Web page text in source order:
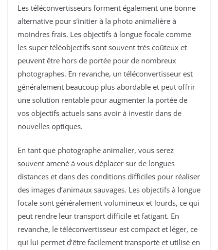
Les téléconvertisseurs forment également une bonne
alternative pour s’initier à la photo animalière à
moindres frais. Les objectifs à longue focale comme
les super téléobjectifs sont souvent très coûteux et
peuvent être hors de portée pour de nombreux
photographes. En revanche, un téléconvertisseur est
généralement beaucoup plus abordable et peut offrir
une solution rentable pour augmenter la portée de
vos objectifs actuels sans avoir à investir dans de
nouvelles optiques.
En tant que photographe animalier, vous serez
souvent amené à vous déplacer sur de longues
distances et dans des conditions difficiles pour réaliser
des images d’animaux sauvages. Les objectifs à longue
focale sont généralement volumineux et lourds, ce qui
peut rendre leur transport difficile et fatigant. En
revanche, le téléconvertisseur est compact et léger, ce
qui lui permet d’être facilement transporté et utilisé en